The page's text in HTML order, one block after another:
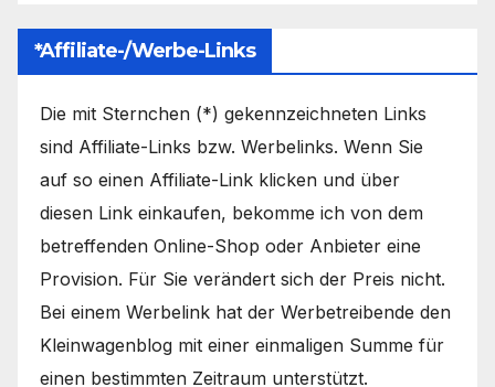
*Affiliate-/Werbe-Links
Die mit Sternchen (*) gekennzeichneten Links
sind Affiliate-Links bzw. Werbelinks. Wenn Sie
auf so einen Affiliate-Link klicken und über
diesen Link einkaufen, bekomme ich von dem
betreffenden Online-Shop oder Anbieter eine
Provision. Für Sie verändert sich der Preis nicht.
Bei einem Werbelink hat der Werbetreibende den
Kleinwagenblog mit einer einmaligen Summe für
einen bestimmten Zeitraum unterstützt.